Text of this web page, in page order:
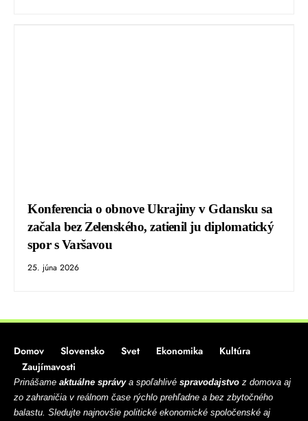
Konferencia o obnove Ukrajiny v Gdansku sa
začala bez Zelenského, zatienil ju diplomatický
spor s Varšavou
25. júna 2026
Domov Slovensko Svet Ekonomika
Kultúra
Zaujímavosti
Prinášame aktuálne správya spoľahlivé spravodajstvo z domova aj
zo zahraničia v reálnom čase rýchlo prehľadne a bez zbytočného
balastu. Sledujte najnovšie politické ekonomické spoločenské aj